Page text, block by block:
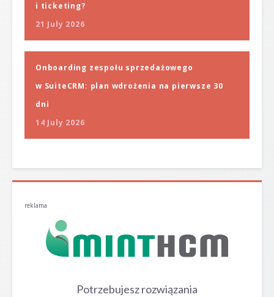
i ticketing?
21 July 2026
Onboarding zespołu sprzedażowego
w SuiteCRM: plan wdrożenia na pierwsze 30
dni
14 July 2026
reklama
Potrzebujesz rozwiązania